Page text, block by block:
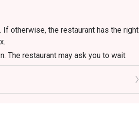
otherwise, the restaurant has the right
The restaurant may ask you to wait